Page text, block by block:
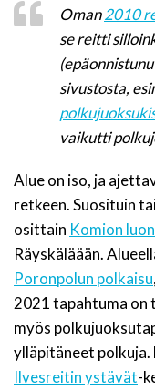
Oman2010
se reitti
sivustosta,
vaikutti
Alue on iso, ja
retkeen. Suosituin
osittain Komion
Räyskäläään.
Poronpolun polkaisu
2021 tapahtuma on
myös
ylläpitäneet
Ilvesreitin ystävät-